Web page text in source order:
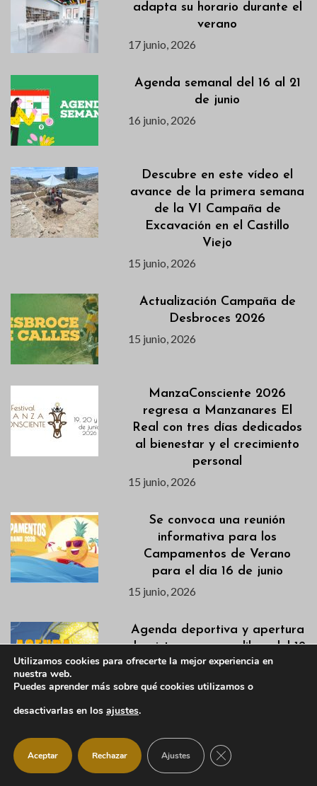
adapta su horario durante el
verano
17 junio, 2026
Agenda semanal del 16 al 21
de junio
16 junio, 2026
Descubre en este vídeo el
avance de la primera semana
de la VI Campaña de
Excavación en el Castillo
Viejo
15 junio, 2026
Actualización Campaña de
Desbroces 2026
15 junio, 2026
ManzaConsciente 2026
regresa a Manzanares El
Real con tres días dedicados
al bienestar y el crecimiento
personal
15 junio, 2026
Se convoca una reunión
informativa para los
Campamentos de Verano
para el día 16 de junio
15 junio, 2026
Agenda deportiva y apertura
de pistas para uso libre del 12
al 14 de junio
12 junio, 2026
Actividades Culturales para el
próximo curso 2026-2027
11 junio, 2026
Utilizamos cookies para ofrecerte la mejor experiencia en
nuestra web.
Puedes aprender más sobre qué cookies utilizamos o
desactivarlas en los ajustes.
Aceptar Rechazar Ajustes CERRAR EL